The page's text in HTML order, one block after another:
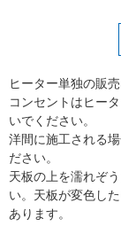
ヒーター単独の販
コンセントはヒー
いでください。
洋間に施工される
ださい。
天板の上を濡れぞ
い。天板が変色し
あります。